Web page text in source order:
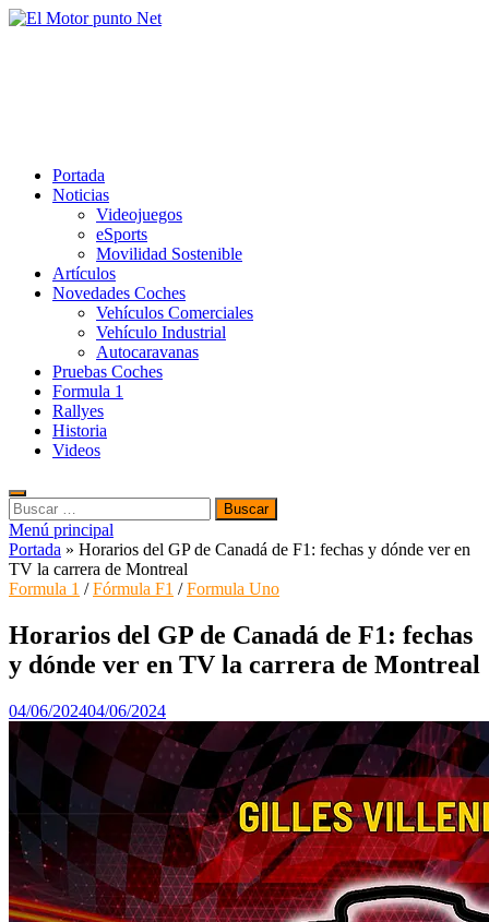
Saltar
Portada
Noticias
Videojuegos
eSports
Movilidad Sostenible
Artículos
Novedades Coches
Vehículos Comerciales
Vehículo Industrial
Autocaravanas
Pruebas Coches
Formula 1
Rallyes
Historia
Videos
Buscar:
Menú principal
Portada » Horarios del GP de Canadá de F1: fechas y dónde ver en
TV la carrera de Montreal
Formula 1 /Fórmula F1 /Formula Uno
Horarios del GP de Canadá de F1: fechas
y dónde ver en TV la carrera de Montreal
04/06/202404/06/2024